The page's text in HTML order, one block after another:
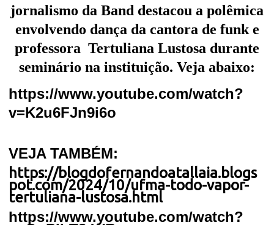
jornalismo da Band destacou a polêmica
envolvendo dança da cantora de funk e
professora Tertuliana Lustosa durante
seminário na instituição. Veja abaixo:
https://www.youtube.com/watch?
v=K2u6FJn9i6o
VEJA TAMBÉM:
https://blogdofernandoatallaia.blogs
pot.com/2024/10/ufma-todo-vapor-
tertuliana-lustosa.html
https://www.youtube.com/watch?